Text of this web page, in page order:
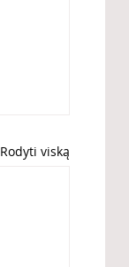
Rodyti viską